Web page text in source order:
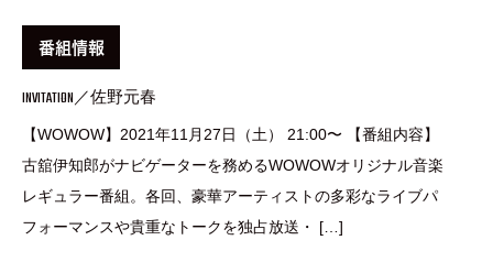
番組情報
INVITATION／佐野元春
【WOWOW】2021年11月27日（土） 21:00〜 【番組内容】
古舘伊知郎がナビゲーターを務めるWOWOWオリジナル音楽
レギュラー番組。各回、豪華アーティストの多彩なライブパ
フォーマンスや貴重なトークを独占放送・ […]